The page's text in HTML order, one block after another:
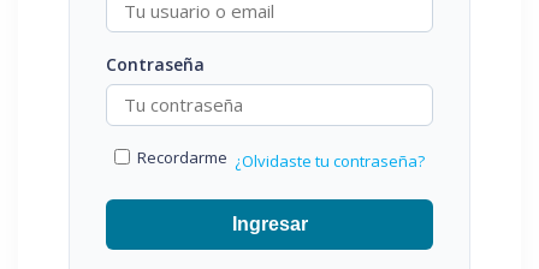
Contraseña
Recordarme ¿Olvidaste tu contraseña?
Ingresar